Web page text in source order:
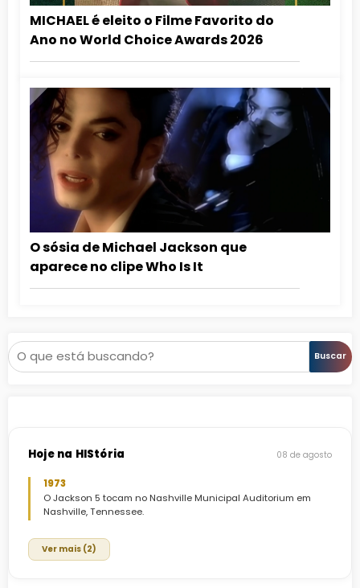
MICHAEL é eleito o Filme Favorito do
Ano no World Choice Awards 2026
O sósia de Michael Jackson que
aparece no clipe Who Is It
Pesquisar Buscar
Hoje na HIStória 08 de agosto
1973
O Jackson 5 tocam no Nashville Municipal Auditorium em
Nashville, Tennessee.
Ver mais (2)